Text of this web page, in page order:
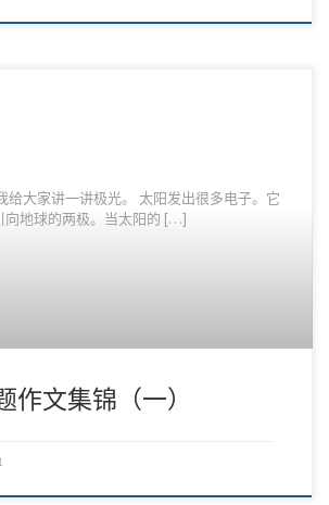
给大家讲一讲极光。 太阳发出很多电子。它
向地球的两极。当太阳的 […]
作文集锦（一）